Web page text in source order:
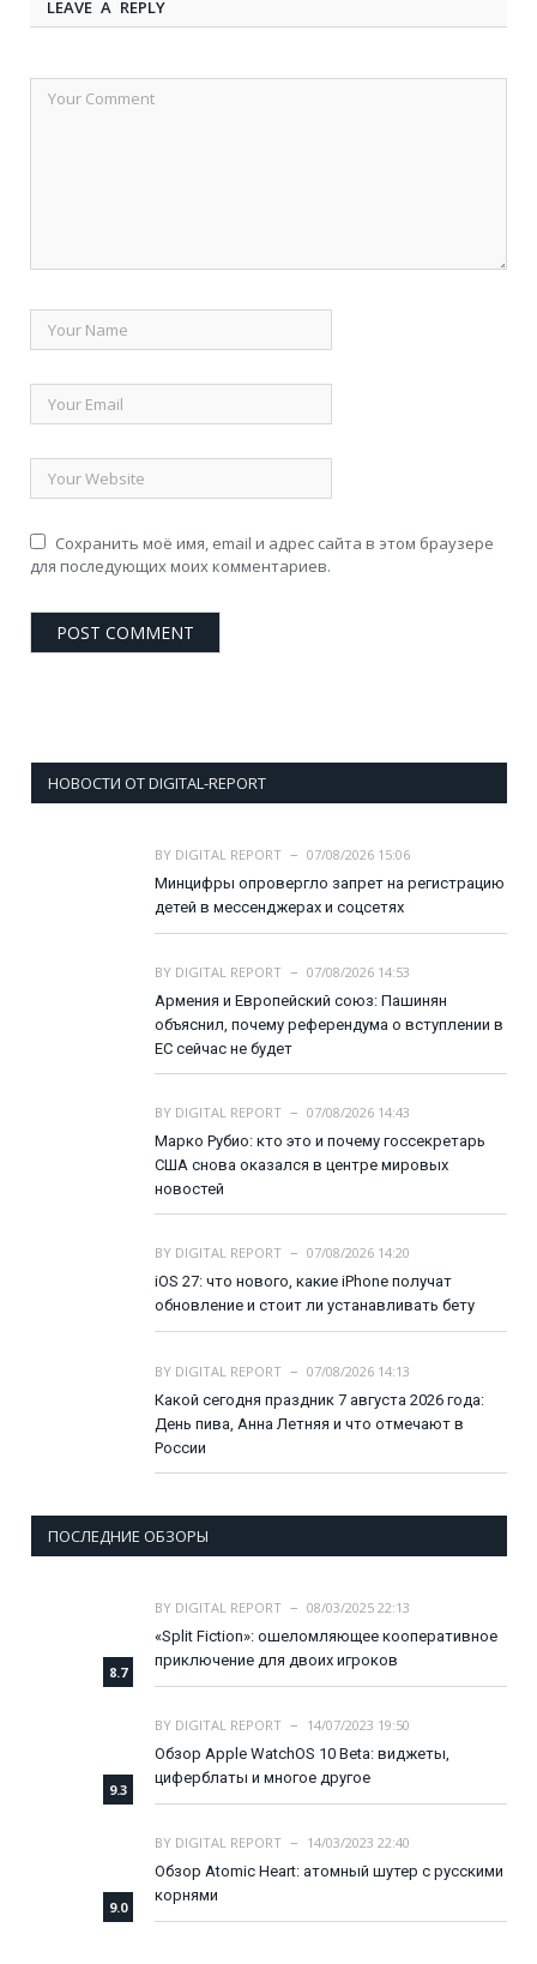
LEAVE A REPLY
Сохранить моё имя, email и адрес сайта в этом браузере
для последующих моих комментариев.
НОВОСТИ ОТ DIGITAL-REPORT
BY DIGITAL REPORT
07/08/2026 15:06
Минцифры опровергло запрет на регистрацию
детей в мессенджерах и соцсетях
BY DIGITAL REPORT
07/08/2026 14:53
Армения и Европейский союз: Пашинян
объяснил, почему референдума о вступлении в
ЕС сейчас не будет
BY DIGITAL REPORT
07/08/2026 14:43
Марко Рубио: кто это и почему госсекретарь
США снова оказался в центре мировых
новостей
BY DIGITAL REPORT
07/08/2026 14:20
iOS 27: что нового, какие iPhone получат
обновление и стоит ли устанавливать бету
BY DIGITAL REPORT
07/08/2026 14:13
Какой сегодня праздник 7 августа 2026 года:
День пива, Анна Летняя и что отмечают в
России
ПОСЛЕДНИЕ ОБЗОРЫ
8.7
BY DIGITAL REPORT
08/03/2025 22:13
«Split Fiction»: ошеломляющее кооперативное
приключение для двоих игроков
9.3
BY DIGITAL REPORT
14/07/2023 19:50
Обзор Apple WatchOS 10 Beta: виджеты,
циферблаты и многое другое
9.0
BY DIGITAL REPORT
14/03/2023 22:40
Обзор Atomic Heart: атомный шутер с русскими
корнями